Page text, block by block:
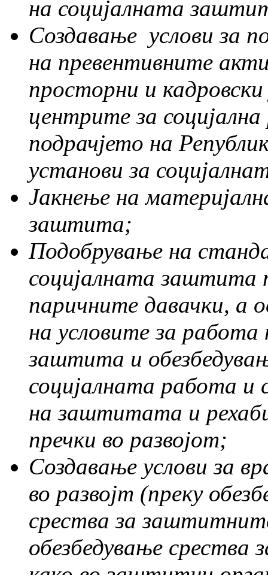
на социјалната
Создавање услови за
на превентивните
просторни и
центрите за
подрачјето на
установи за
Јакнење на
заштита;
Подобрување на
социјалната заштита
паричните давачки, а
на условите за
заштита и
социјалната работа и
на заштитата и
пречки во развојот;
Создавање услови за
во развојт (преку
срества за
обезбедување срества